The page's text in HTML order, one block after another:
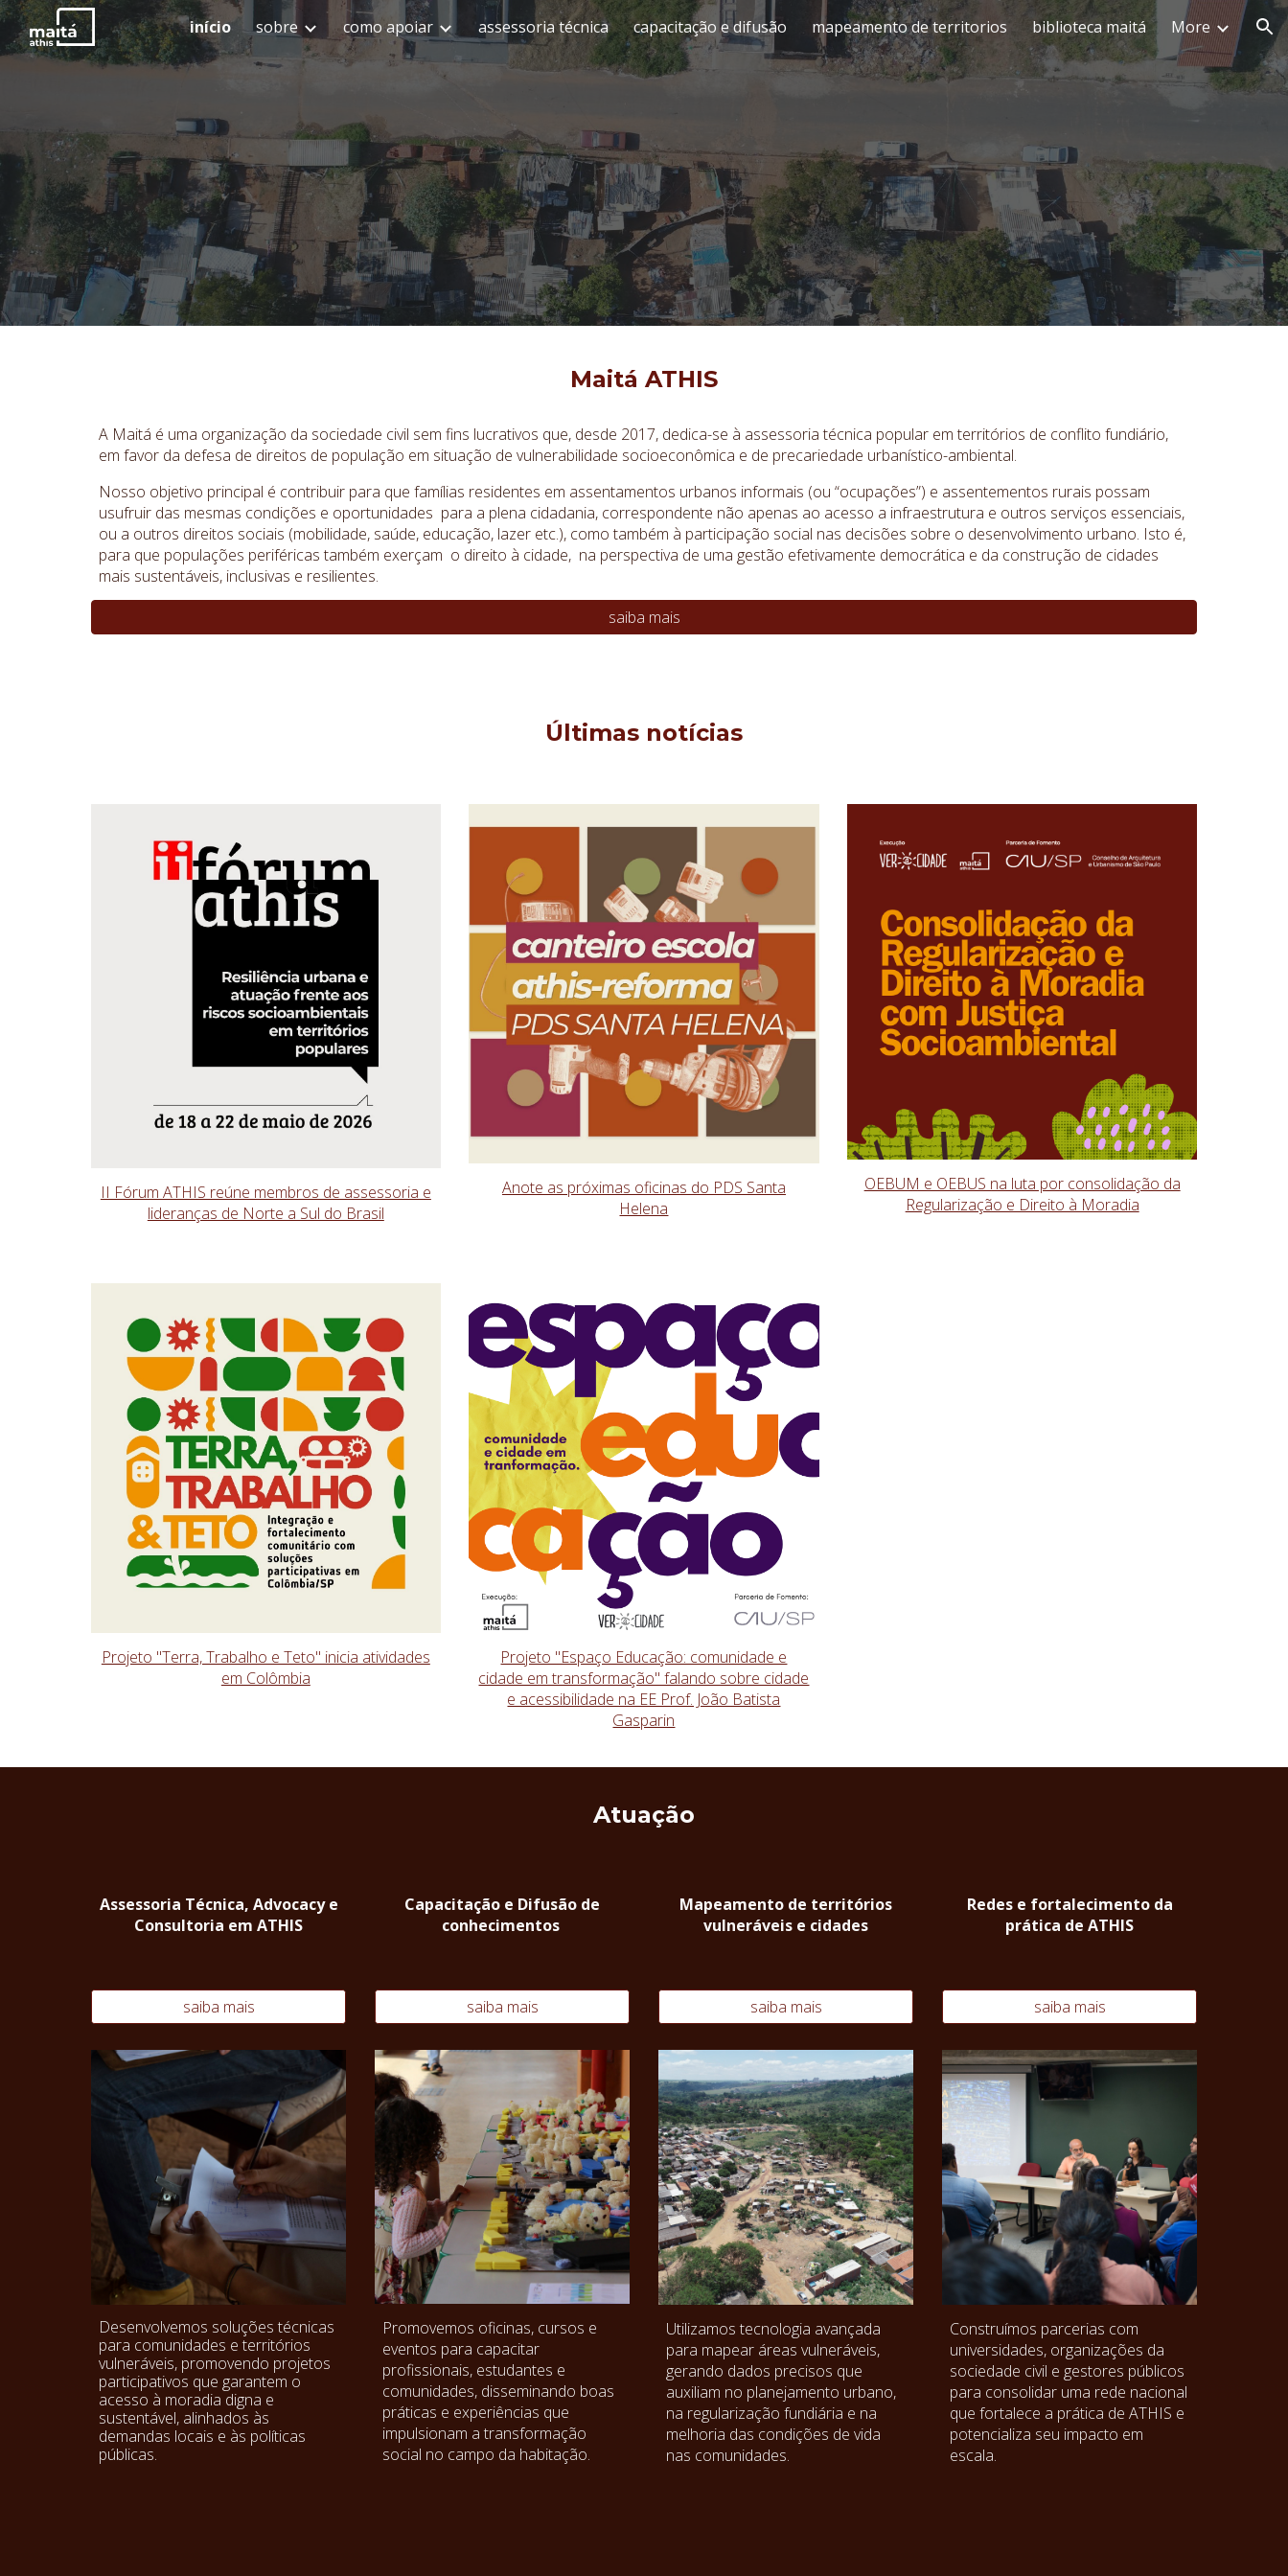
Skip to main content Skip to navigation
início sobre como apoiar assessoria técnica capacitação e difusão mapeamento de territorios biblioteca maitá More
Maitá ATHIS
A Maitá é uma organização da sociedade civil sem fins lucrativos que, desde 2017, dedica-se à assessoria técnica popular em territórios de conflito fundiário,
em favor da defesa de direitos de população em situação de vulnerabilidade socioeconômica e de precariedade urbanístico-ambiental.
Nosso objetivo principal é contribuir para que famílias residentes em assentamentos urbanos informais (ou “ocupações”) e assentementos rurais possam
usufruir das mesmas condições e oportunidades para a plena cidadania, correspondente não apenas ao acesso a infraestrutura e outros serviços essenciais,
ou a outros direitos sociais (mobilidade, saúde, educação, lazer etc.), como também à participação social nas decisões sobre o desenvolvimento urbano. Isto é,
para que populações periféricas também exerçam o direito à cidade, na perspectiva de uma gestão efetivamente democrática e da construção de cidades
mais sustentáveis, inclusivas e resilientes.
saiba mais
Últimas notícias
II Fórum ATHIS reúne membros de assessoria e
lideranças de Norte a Sul do Brasil
Anote as próximas oficinas do PDS Santa
Helena
OEBUM e OEBUS na luta por consolidação da
Regularização e Direito à Moradia
Projeto "Terra, Trabalho e Teto" inicia atividades
em Colômbia
Projeto "Espaço Educação: comunidade e
cidade em transformação" falando sobre cidade
e acessibilidade na EE Prof. João Batista
Gasparin
Atuação
Assessoria Técnica, Advocacy e
Consultoria em ATHIS
Capacitação e Difusão de
conhecimentos
Mapeamento de territórios
vulneráveis e cidades
Redes e fortalecimento da
prática de ATHIS
saiba mais
Desenvolvemos soluções técnicas
para comunidades e territórios
vulneráveis, promovendo projetos
participativos que garantem o
acesso à moradia digna e
sustentável, alinhados às
demandas locais e às políticas
públicas.
saiba mais
Promovemos oficinas, cursos e
eventos para capacitar
profissionais, estudantes e
comunidades, disseminando boas
práticas e experiências que
impulsionam a transformação
social no campo da habitação.
saiba mais
Utilizamos tecnologia avançada
para mapear áreas vulneráveis,
gerando dados precisos que
auxiliam no planejamento urbano,
na regularização fundiária e na
melhoria das condições de vida
nas comunidades.
saiba mais
Construímos parcerias com
universidades, organizações da
sociedade civil e gestores públicos
para consolidar uma rede nacional
que fortalece a prática de ATHIS e
potencializa seu impacto em
escala.